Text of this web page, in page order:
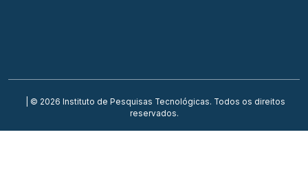
| © 2026 Instituto de Pesquisas Tecnológicas. Todos os direitos
reservados.